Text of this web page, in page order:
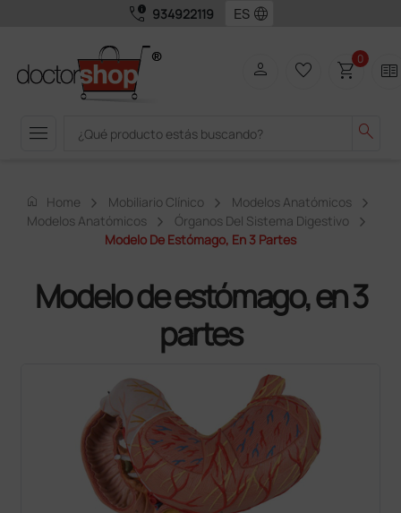
call_quality 934922119 language
menu search
person favorite_border shopping_cart0 two_pager
home Home Mobiliario Clínico
Modelos Anatómicos
Modelos Anatómicos
Órganos Del Sistema Digestivo
Modelo De Estómago, En 3 Partes
Modelo de estómago, en 3
partes